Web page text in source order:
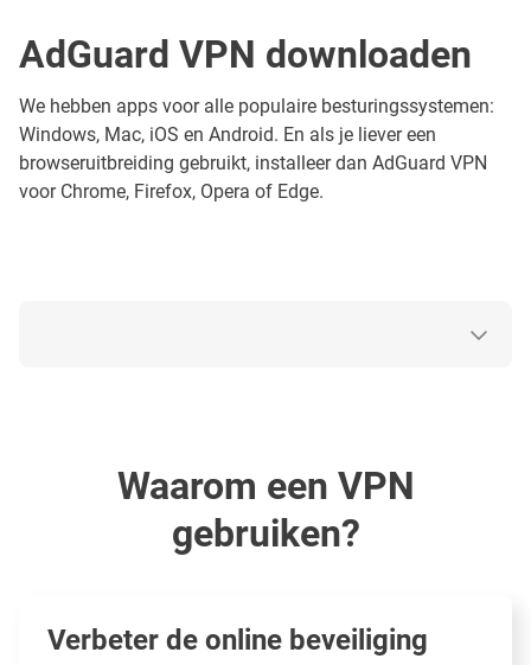
AdGuard VPN downloaden
We hebben apps voor alle populaire besturingssystemen:
Windows, Mac, iOS en Android. En als je liever een
browseruitbreiding gebruikt, installeer dan AdGuard VPN
voor Chrome, Firefox, Opera of Edge.
Waarom een VPN
gebruiken?
Verbeter de online beveiliging